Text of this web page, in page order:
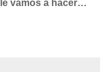
vamos a hacer…